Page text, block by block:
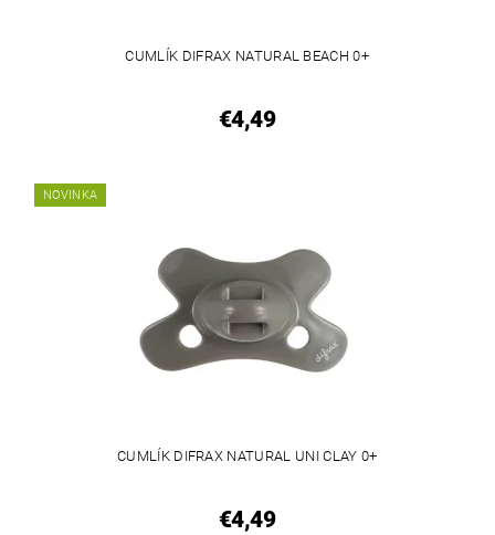
CUMLÍK DIFRAX NATURAL BEACH 0+
€4,49
NOVINKA
CUMLÍK DIFRAX NATURAL UNI CLAY 0+
€4,49